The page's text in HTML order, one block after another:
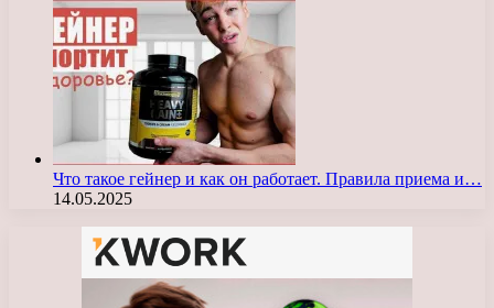
Что такое гейнер и как он работает. Правила приема и…
14.05.2025